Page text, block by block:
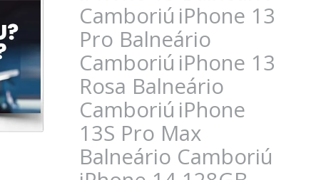
Camboriú iPhone 13
Pro Balneário
Camboriú iPhone 13
Rosa Balneário
Camboriú iPhone
13S Pro Max
Balneário Camboriú